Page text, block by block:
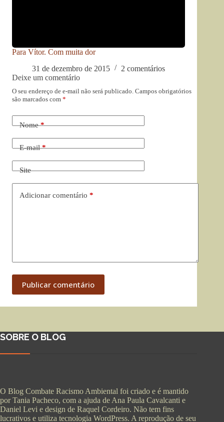
Para Vítor. Com muita dor
31 de dezembro de 2015
2 comentários
Deixe um comentário
O seu endereço de e-mail não será publicado. Campos obrigatórios
são marcados com *
Nome*
E-mail*
Site
Adicionar comentário *
Publicar comentário
SOBRE O BLOG
O Blog Combate Racismo Ambiental foi criado e é mantido
por Tania Pacheco, com a ajuda de Ana Paula Cavalcanti e
Daniel Levi e design de Raquel Cordeiro. Não tem fins
lucrativos e utiliza tecnologia WordPress. A reprodução de seu